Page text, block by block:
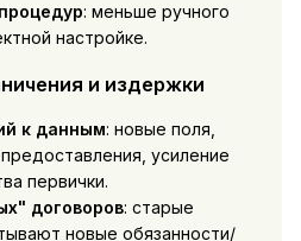
: меньше ручного
настройке.
и издержки
к данным: новые поля,
усиление
первички.
договоров: старые
новые обязанности/